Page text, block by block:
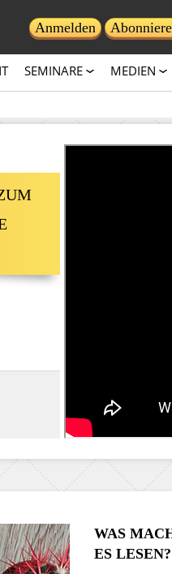
Anmelden
SEMINARE MEDIEN
WAS
ES LESEN?